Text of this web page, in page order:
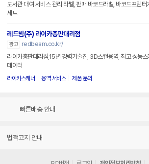
도서관 대여 서비스 관리 라벨, 판매 바코드라벨, 바코드프린터
세트
레드빔(주) 라이카총판대리점
광고
redbeam.co.kr/
라이카총판대리점,15년 경력기술진, 3D스캔용역, 최고 성능스
데이터
라이카스캐너 용역 서비스 제품 문의
빠른배송 안내
법적고지 안내